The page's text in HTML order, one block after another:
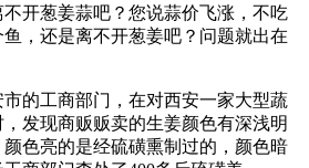
开葱姜蒜吧？您说蒜价飞涨，不吃
，还是离不开葱姜吧？问题就出在
的工商部门，在对西安一家大型蔬
发现商贩贩卖的生姜颜色有深浅明
色亮的是经硫磺熏制过的，颜色暗